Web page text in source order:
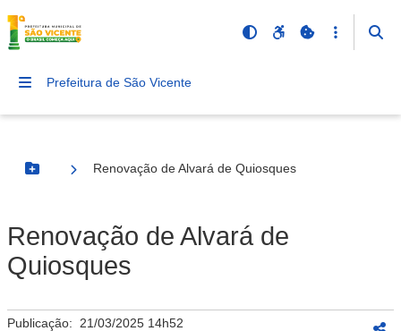
Prefeitura de São Vicente
Botão Menu
Renovação de Alvará de Quiosques
Renovação de Alvará de
Quiosques
Publicação: 21/03/2025 14h52